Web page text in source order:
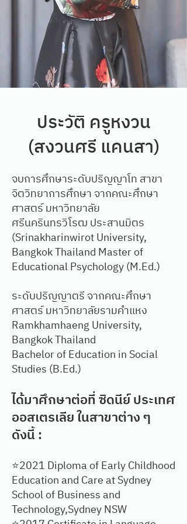
ประวัติ ครูหงวน
(สงวนศรี แคนสา)
จบการศึกษาระดับปริญญาโท สาขา
จิตวิทยาการศึกษา จากคณะศึกษา
ศาสตร์ มหาวิทยาลัย
ศรีนครินทรวิโรฒ ประสานมิตร
(Srinakharinwirot University,
Bangkok Thailand Master of
Educational Psychology (M.Ed.)
ระดับปริญญาตรี จากคณะศึกษา
ศาสตร์ มหาวิทยาลัยรามคำแหง
Ramkhamhaeng University,
Bangkok Thailand
Bachelor of Education in Social
Studies (B.Ed.)
ได้มาศึกษาต่อที่ ซิดนีย์ ประเทศ
ออสเตรเลีย ในสาขาต่าง ๆ
ดังนี้ :
⭐️2021 Diploma of Early Childhood
Education and Care at Sydney
School of Business and
Technology,Sydney NSW